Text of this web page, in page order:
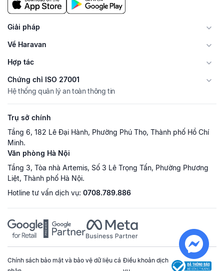
Giải pháp
Về Haravan
Hợp tác
Chứng chỉ ISO 27001
Hệ thống quản lý an toàn thông tin
Trụ sở chính
Tầng 6, 182 Lê Đại Hành, Phường Phú Thọ, Thành phố Hồ Chí
Minh.
Văn phòng Hà Nội
Tầng 3, Tòa nhà Artemis, Số 3 Lê Trọng Tấn, Phường Phương
Liệt, Thành phố Hà Nội.
Hotline tư vấn dịch vụ: 0708.789.886
Chính sách bảo mật và bảo vệ dữ liệu cá Điều khoản dịch